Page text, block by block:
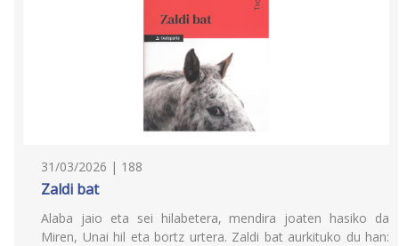
31/03/2026 | 188
Zaldi bat
Alaba jaio eta sei hilabetera, mendira joaten hasiko da
Miren, Unai hil eta bortz urtera. Zaldi bat aurkituko du han: